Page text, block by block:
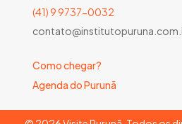
(41) 9 9737-0032
Como chegar?
Agenda do Purunã